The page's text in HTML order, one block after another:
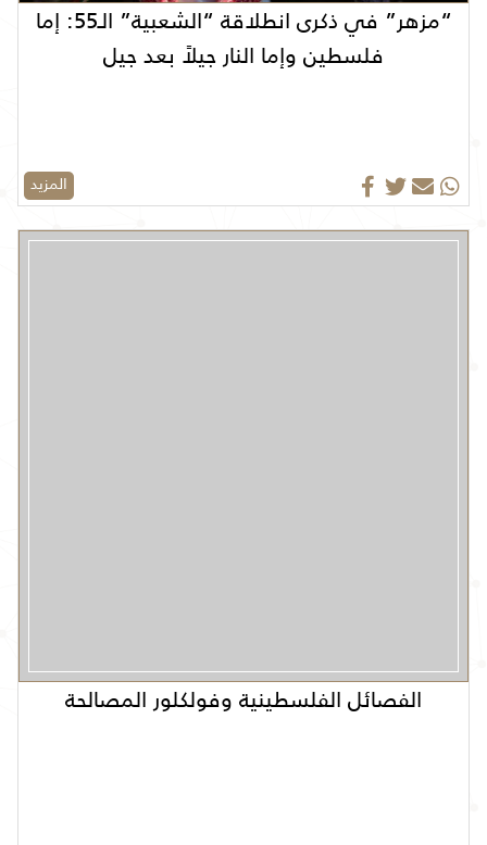
“مزهر” في ذكرى انطلاقة “الشعبية” الـ55: إما
فلسطين وإما النار جيلاً بعد جيل
المزيد
الفصائل الفلسطينية وفولكلور المصالحة